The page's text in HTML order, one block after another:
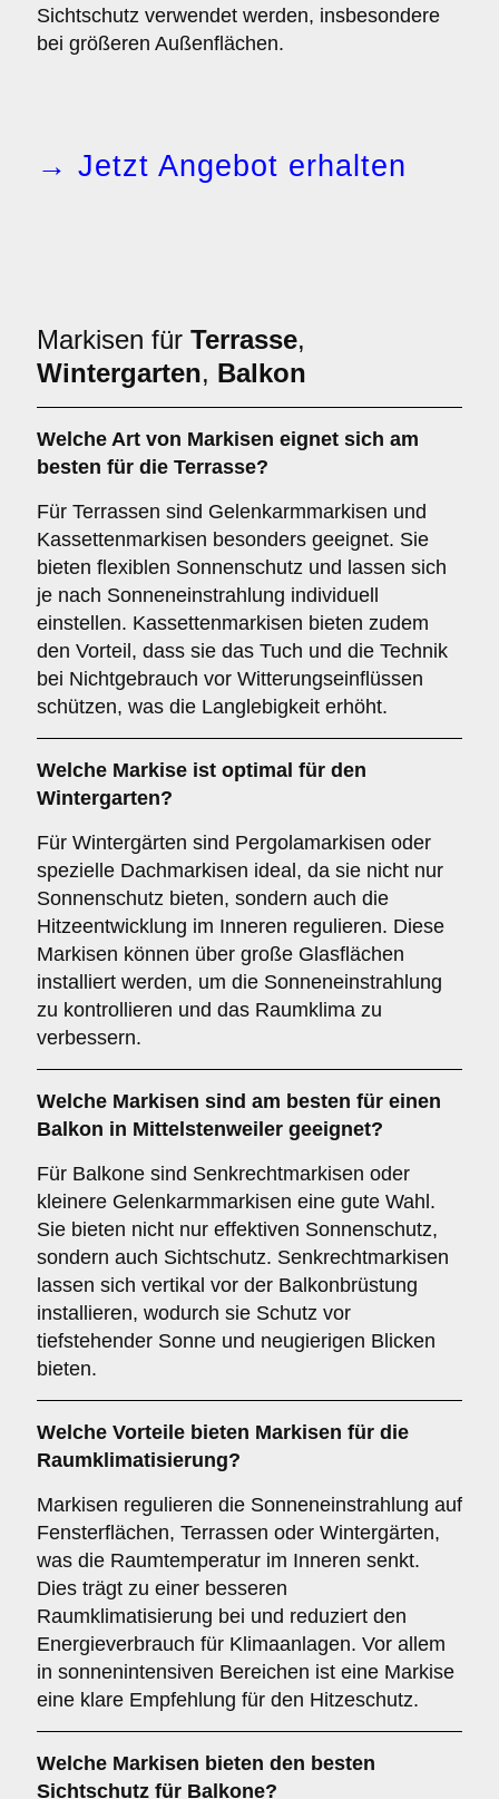
Sichtschutz verwendet werden, insbesondere
bei größeren Außenflächen.
→ Jetzt Angebot erhalten
Markisen für Terrasse,
Wintergarten, Balkon
Welche Art von Markisen eignet sich am
besten für die Terrasse?
Für Terrassen sind Gelenkarmmarkisen und
Kassettenmarkisen besonders geeignet. Sie
bieten flexiblen Sonnenschutz und lassen sich
je nach Sonneneinstrahlung individuell
einstellen. Kassettenmarkisen bieten zudem
den Vorteil, dass sie das Tuch und die Technik
bei Nichtgebrauch vor Witterungseinflüssen
schützen, was die Langlebigkeit erhöht.
Welche Markise ist optimal für den
Wintergarten?
Für Wintergärten sind Pergolamarkisen oder
spezielle Dachmarkisen ideal, da sie nicht nur
Sonnenschutz bieten, sondern auch die
Hitzeentwicklung im Inneren regulieren. Diese
Markisen können über große Glasflächen
installiert werden, um die Sonneneinstrahlung
zu kontrollieren und das Raumklima zu
verbessern.
Welche Markisen sind am besten für einen
Balkon in Mittelstenweiler geeignet?
Für Balkone sind Senkrechtmarkisen oder
kleinere Gelenkarmmarkisen eine gute Wahl.
Sie bieten nicht nur effektiven Sonnenschutz,
sondern auch Sichtschutz. Senkrechtmarkisen
lassen sich vertikal vor der Balkonbrüstung
installieren, wodurch sie Schutz vor
tiefstehender Sonne und neugierigen Blicken
bieten.
Welche Vorteile bieten Markisen für die
Raumklimatisierung?
Markisen regulieren die Sonneneinstrahlung auf
Fensterflächen, Terrassen oder Wintergärten,
was die Raumtemperatur im Inneren senkt.
Dies trägt zu einer besseren
Raumklimatisierung bei und reduziert den
Energieverbrauch für Klimaanlagen. Vor allem
in sonnenintensiven Bereichen ist eine Markise
eine klare Empfehlung für den Hitzeschutz.
Welche Markisen bieten den besten
Sichtschutz für Balkone?